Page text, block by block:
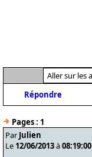
Répondre
Pages : 1
Par Julien
Le 12/06/2013à08:19:00